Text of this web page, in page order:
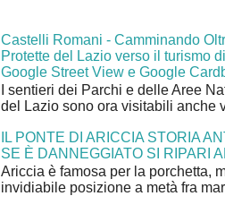
Castelli Romani - Camminando
Protette del Lazio verso il turismo
Google Street View e Google
I sentieri dei Parchi e delle Aree
del Lazio sono ora visitabili anche
IL PONTE DI ARICCIA STORIA
SE È DANNEGGIATO SI RIPARI
Ariccia è famosa per la porchetta,
invidiabile posizione a metà fra